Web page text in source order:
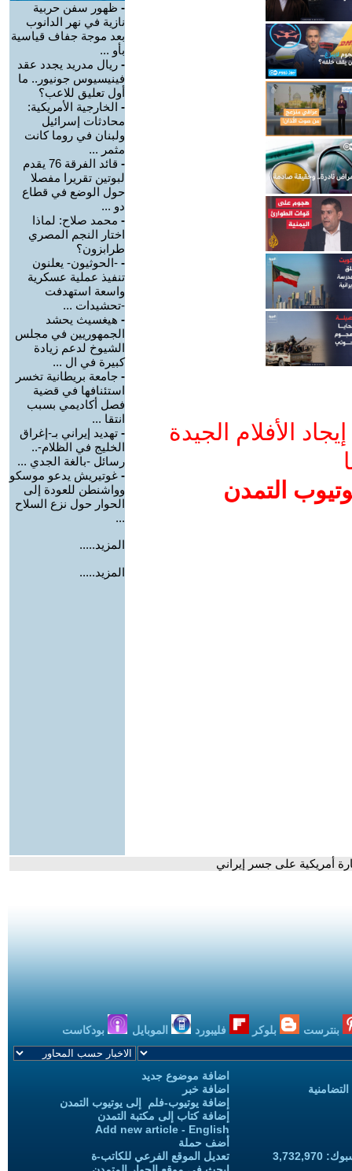
الأفلام الجيدة
التمدن
- ظهور سفن حربية
نازية في نهر الدانوب
بعد موجة جفاف قياسية
بأو ...
- ريال مدريد يجدد عقد
فينيسيوس جونيور.. ما
أول تعليق للاعب؟
- الخارجية الأمريكية:
محادثات إسرائيل
ولبنان في روما كانت
مثمر ...
-
قائد الفرقة 76 يقدم
لبوتين تقريرا مفصلا
حول الوضع في قطاع
دو ...
- محمد صلاح: لماذا
اختار النجم المصري
طرابزون؟
- -الحوثيون- يعلنون
تنفيذ عملية عسكرية
واسعة استهدفت
-تحشيدات ...
- هيغسيث يحشد
الجمهوريين في مجلس
الشيوخ لدعم زيادة
كبيرة في ال ...
- جامعة بريطانية تخسر
استئنافها في قضية
فصل أكاديمي بسبب
انتقا ...
- تهديد إيراني بـ-إغراق
الخليج في الظلام-..
رسائل -بالغة الجدي ...
- غوتيريش يدعو موسكو
وواشنطن للعودة إلى
الحوار حول نزع السلاح
...
المزيد.....
المزيد.....
أمريكية على جسر إيراني
بنترست بلوكر فليبورد الموبايل بودكاست
اضافة موضوع جديد
اضافة خبر
إضافة يوتيوب-فلم إلى يوتيوب التمدن
إضافة كتاب إلى مكتبة التمدن
Add new article - English
أضف حملة
تعديل الموقع الفرعي للكاتب-ة